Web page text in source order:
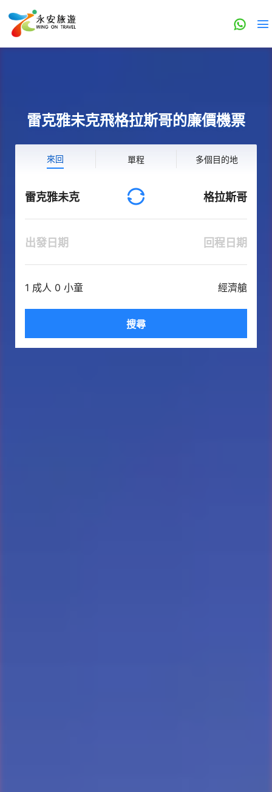
雷克雅未克飛格拉斯哥的廉價機票
來回 單程 多個目的地
雷克雅未克 格拉斯哥
出發日期 回程日期
1 成人 0 小童 經濟艙
搜尋